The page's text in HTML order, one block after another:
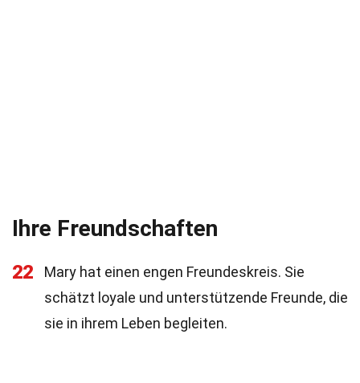
Ihre Freundschaften
22
Mary hat einen engen Freundeskreis. Sie
schätzt loyale und unterstützende Freunde, die
sie in ihrem Leben begleiten.